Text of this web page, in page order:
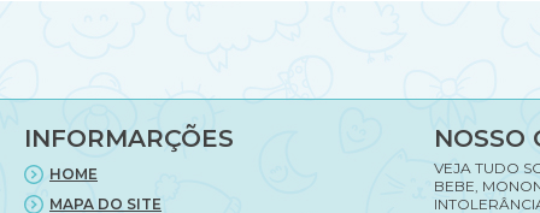
ou
chá
de
fraldas
para
INFORMARÇÕES
HOME
MAPA DO SITE
NOSSO
VEJA TUDO
BEBE,